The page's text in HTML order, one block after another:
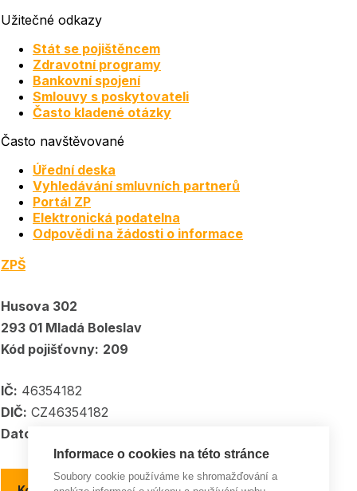
Užitečné odkazy
Stát se pojištěncem
Zdravotní programy
Bankovní spojení
Smlouvy s poskytovateli
Často kladené otázky
Často navštěvované
Úřední deska
Vyhledávání smluvních partnerů
Portál ZP
Elektronická podatelna
Odpovědi na žádosti o informace
ZPŠ
Husova 302
293 01 Mladá Boleslav
Kód pojišťovny: 209
IČ: 46354182
DIČ: CZ46354182
Datové schránka:
Informace o cookies na této stránce
Soubory cookie používáme ke shromažďování a